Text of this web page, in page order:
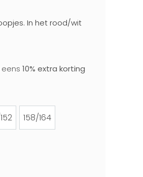
In het rood/wit
10% extra korting
152
158/164
158/164